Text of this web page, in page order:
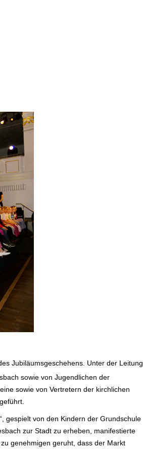
Jubiläumsgeschehens. Unter der Leitung
sowie von Jugendlichen der
sowie von Vertretern der kirchlichen
gespielt von den Kindern der Grundschule
zur Stadt zu erheben, manifestierte
genehmigen geruht, dass der Markt